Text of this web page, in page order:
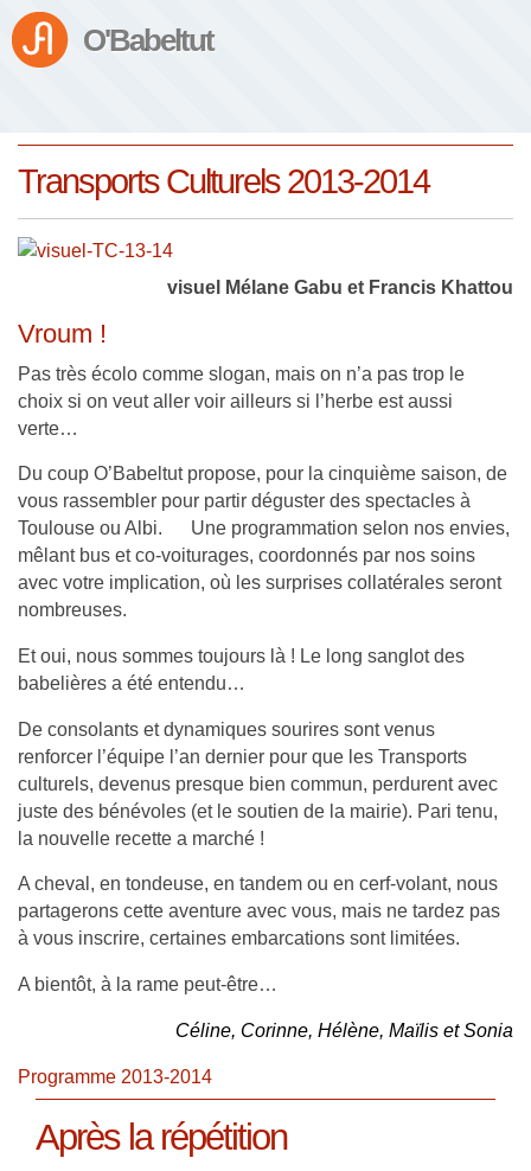
O'Babeltut
Transports Culturels 2013-2014
visuel Mélane Gabu et Francis Khattou
Vroum !
Pas très écolo comme slogan, mais on n’a pas trop le
choix si on veut aller voir ailleurs si l’herbe est aussi
verte…
Du coup O’Babeltut propose, pour la cinquième saison, de
vous rassembler pour partir déguster des spectacles à
Toulouse ou Albi. Une programmation selon nos envies,
mêlant bus et co-voiturages, coordonnés par nos soins
avec votre implication, où les surprises collatérales seront
nombreuses.
Et oui, nous sommes toujours là ! Le long sanglot des
babelières a été entendu…
De consolants et dynamiques sourires sont venus
renforcer l’équipe l’an dernier pour que les Transports
culturels, devenus presque bien commun, perdurent avec
juste des bénévoles (et le soutien de la mairie). Pari tenu,
la nouvelle recette a marché !
A cheval, en tondeuse, en tandem ou en cerf-volant, nous
partagerons cette aventure avec vous, mais ne tardez pas
à vous inscrire, certaines embarcations sont limitées.
A bientôt, à la rame peut-être…
Céline, Corinne, Hélène, Maïlis et Sonia
Programme 2013-2014
Après la répétition